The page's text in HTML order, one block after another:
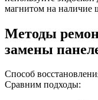
магнитом на наличие
Методы
замены
Способ
Сравним подходы: